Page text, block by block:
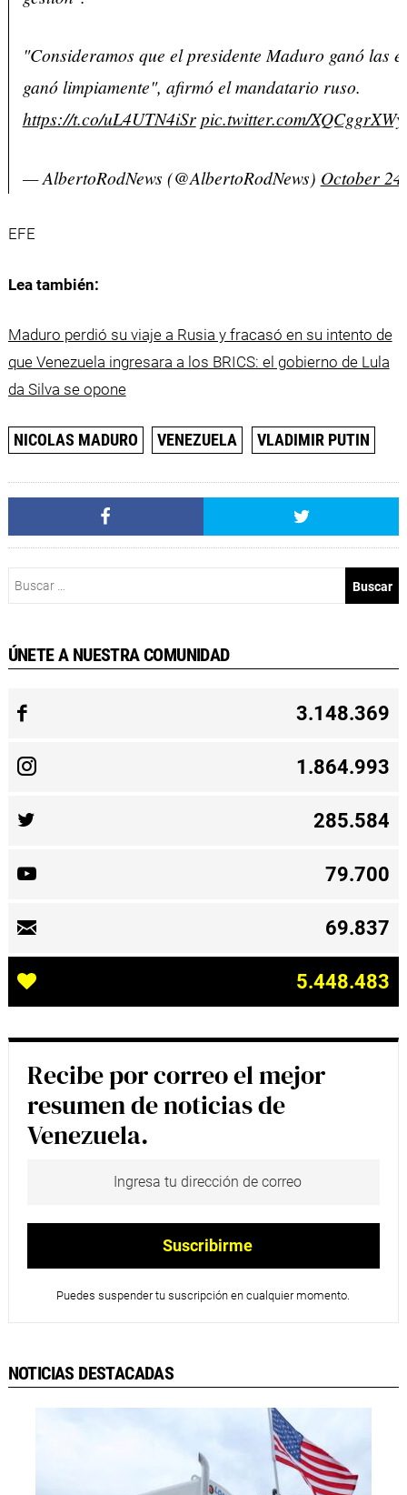
"Consideramos que el presidente Maduro ganó las
ganó limpiamente", afirmó el mandatario ruso.
https://t.co/uL4UTN4iSr pic.twitter.com/
— AlbertoRodNews (@AlbertoRodNews) October
EFE
Lea también:
Maduro perdió su viaje a Rusia y fracasó en su intento de
que Venezuela ingresara a los BRICS: el gobierno de Lula
da Silva se opone
NICOLAS MADURO VENEZUELA VLADIMIR PUTIN
ÚNETE A NUESTRA COMUNIDAD
3.148.369
1.864.993
285.584
79.700
69.837
5.448.483
Recibe por correo el mejor
resumen de noticias de
Venezuela.
Puedes suspender tu suscripción en cualquier momento.
NOTICIAS DESTACADAS